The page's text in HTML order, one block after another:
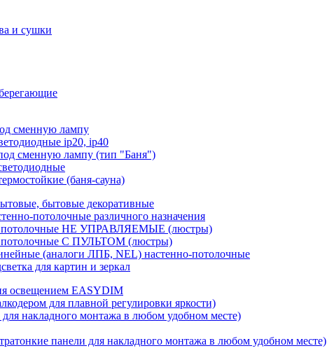
и сушки
сменную лампу
ip20, ip40
сменную лампу (тип "Баня")
(баня-сауна)
бытовые декоративные
потолочные различного назначения
потолочные НЕ УПРАВЛЯЕМЫЕ (люстры)
потолочные С ПУЛЬТОМ (люстры)
(аналоги ЛПБ, NEL) настенно-потолочные
для картин и зеркал
освещением EASYDIM
для плавной регулировки яркости)
накладного монтажа в любом удобном месте)
панели для накладного монтажа в любом удобном месте)